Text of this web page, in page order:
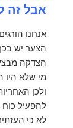
אבל זה
אנחנו
הצער יש
הצדקה
מי שלא היו
ולכן
להפעיל
לא כי